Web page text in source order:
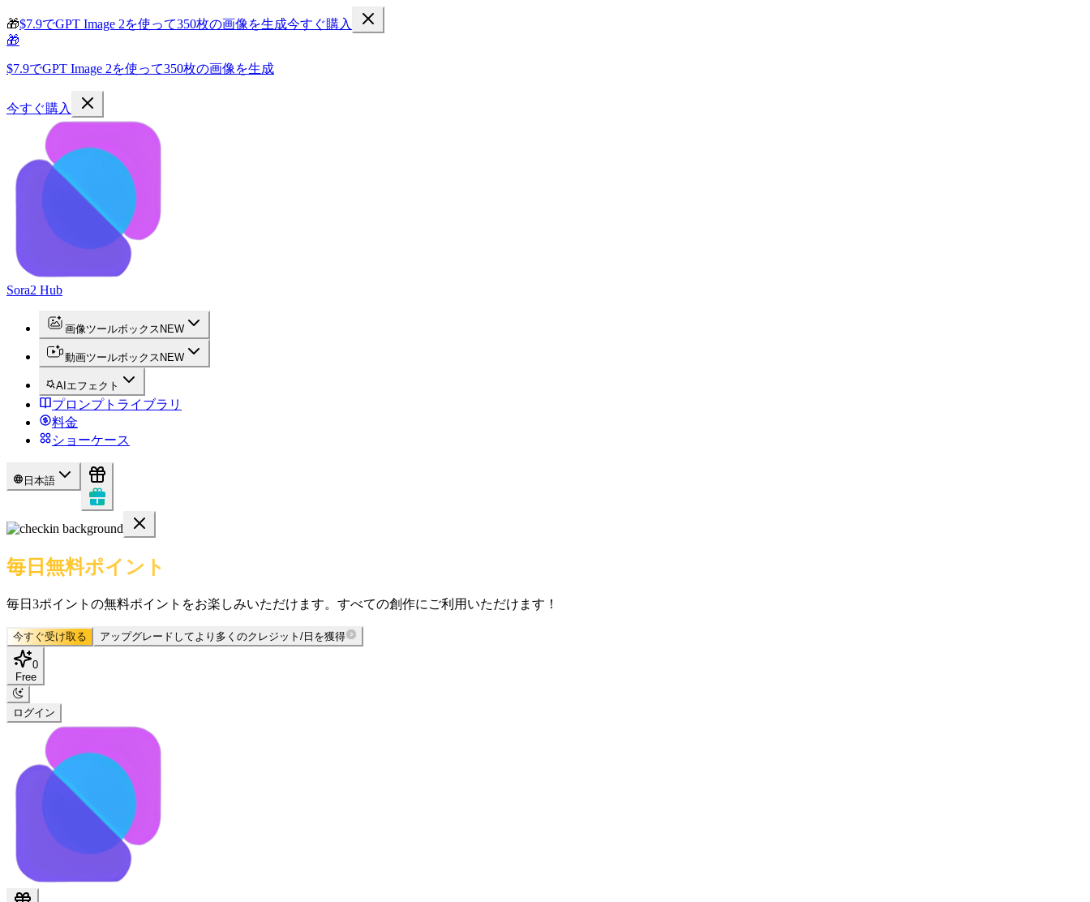
🎁$7.9でGPT Image 2を使って350枚の画像を生成今すぐ購入
🎁
$7.9でGPT Image 2を使って350枚の画像を生成
今すぐ購入
Sora2 Hub
画像ツールボックス NEW
動画ツールボックス NEW
AIエフェクト
プロンプトライブラリ
料金
ショーケース
日本語
毎日無料ポイント
毎日3ポイントの無料ポイントをお楽しみいただけます。すべての創作にご利用いただけます！
今すぐ受け取る アップグレードしてより多くのクレジット/日を獲得
0
Free
ログイン